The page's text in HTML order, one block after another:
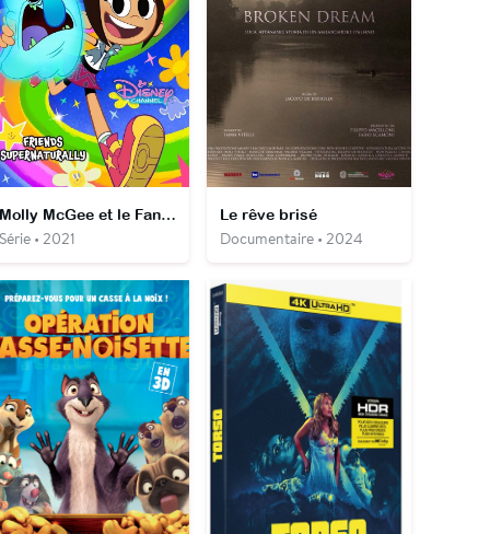
Molly McGee et le Fantôme
• 2021
Le rêve brisé
Documentaire • 2024